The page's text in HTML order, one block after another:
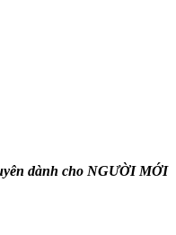
dành cho NGƯỜI MỚI